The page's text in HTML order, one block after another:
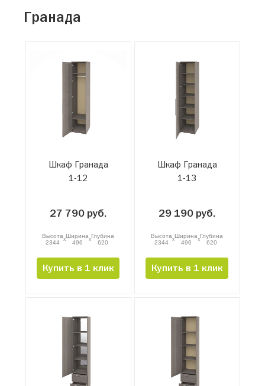
Гранада
Шкаф Гранада
1-12
27 790 руб.
Высота
2344
xШирина
496
xГлубина
620
Купить в 1 клик
Шкаф Гранада
1-13
29 190 руб.
Высота
2344
xШирина
496
xГлубина
620
Купить в 1 клик